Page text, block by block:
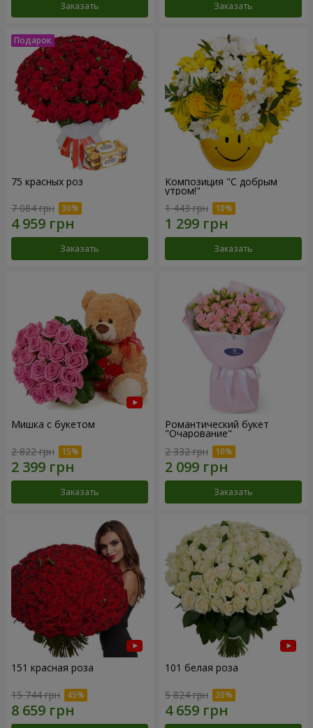
Заказать Заказать
75 красных роз
7 084 грн
Заказать
Композиция "С добрым
утром!"
1 443 грн
Заказать
Мишка с букетом
2 822 грн
Заказать
Романтический букет
"Очарование"
2 332 грн
Заказать
151 красная роза
15 744 грн
101 белая роза
5 824 грн